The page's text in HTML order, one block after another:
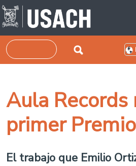
Pasar al contenido principal
Buscar
Aula Records
primer
El trabajo que Emilio